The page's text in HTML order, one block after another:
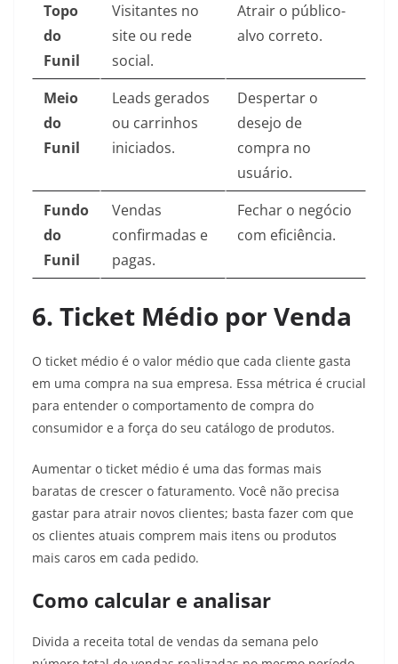
Topo
do
Funil
Visitantes no
site ou rede
social.
Atrair o público-
alvo correto.
Meio
do
Funil
Leads gerados
ou carrinhos
iniciados.
Despertar o
desejo de
compra no
usuário.
Fundo
do
Funil
Vendas
confirmadas e
pagas.
Fechar o negócio
com eficiência.
6. Ticket Médio por Venda
O ticket médio é o valor médio que cada cliente gasta
em uma compra na sua empresa. Essa métrica é crucial
para entender o comportamento de compra do
consumidor e a força do seu catálogo de produtos.
Aumentar o ticket médio é uma das formas mais
baratas de crescer o faturamento. Você não precisa
gastar para atrair novos clientes; basta fazer com que
os clientes atuais comprem mais itens ou produtos
mais caros em cada pedido.
Como calcular e analisar
Divida a receita total de vendas da semana pelo